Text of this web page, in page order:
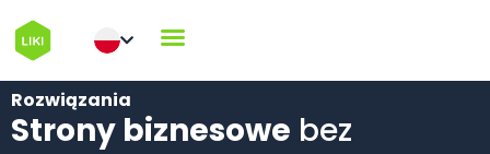
Rozwiązania
Strony biznesowe bez